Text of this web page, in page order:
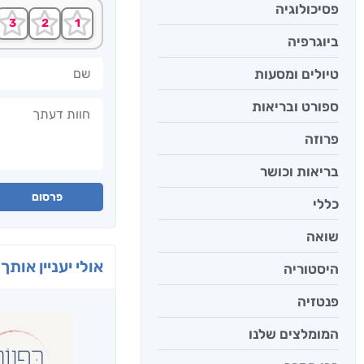
פסיכולוגיה
ביוגרפיה
טיולים ומסעות
ספורט ובריאות
פרוזה
בריאות וכושר
כללי
שואה
היסטוריה
פנטזיה
המומלצים שלנו
פרסום
אולי יעניין